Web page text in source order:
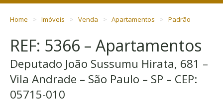
Home Imóveis Venda Apartamentos Padrão
REF: 5366 – Apartamentos
Deputado João Sussumu Hirata, 681 –
Vila Andrade – São Paulo – SP – CEP:
05715-010